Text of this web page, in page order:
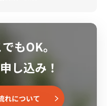
もOK。
し込み！
れについて